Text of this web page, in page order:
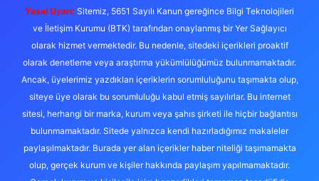
Yasal Uyarı: Sitemiz, 5651 Sayılı Kanun gereğince Bilgi Teknolojileri
ve İletişim Kurumu (BTK) tarafından onaylanmış bir Yer Sağlayıcı
olarak hizmet vermektedir. Bu nedenle, sitedeki içerikleri proaktif
olarak denetleme veya araştırma yükümlülüğümüz bulunmamaktadır.
Ancak, üyelerimiz yazdıkları içeriklerin sorumluluğunu taşımakta olup,
siteye üye olarak bu sorumluluğu kabul etmiş sayılırlar. Bu internet
sitesi, herhangi bir marka, kurum veya şahıs şirketi ile hiçbir bağlantısı
bulunmamaktadır. Sitede yalnızca kendi hazırladığımız makaleler
paylaşılmaktadır. Burada yer alan içerikler haber niteliği taşımamakta
olup, gerçek kurum ve kişiler hakkında paylaşım yapılmamaktadır.